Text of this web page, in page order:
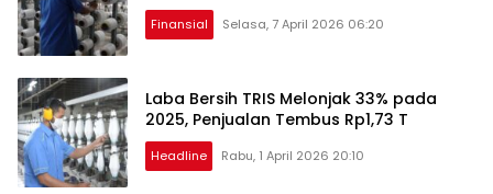
Finansial Selasa, 7 April 2026 06:20
Laba Bersih TRIS Melonjak 33% pada
2025, Penjualan Tembus Rp1,73 T
Headline Rabu, 1 April 2026 20:10